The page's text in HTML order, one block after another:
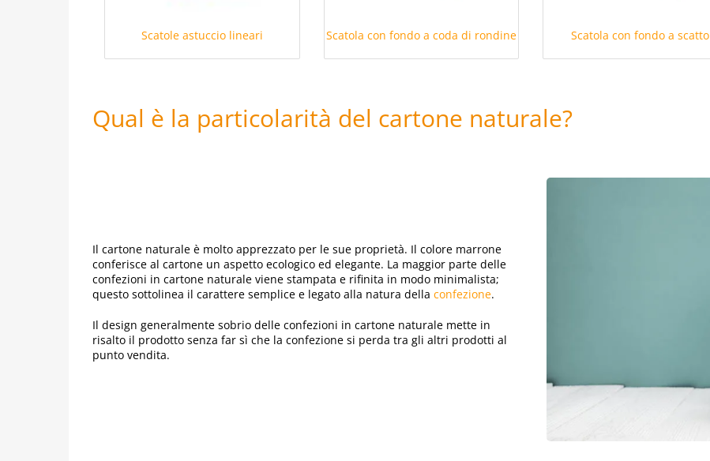
Scatole astuccio lineari Scatola con fondo a coda di rondine Scatola con fondo a scatto
Qual è la particolarità del cartone naturale?
Il cartone naturale è molto apprezzato per le sue proprietà. Il colore marrone
conferisce al cartone un aspetto ecologico ed elegante. La maggior parte delle
confezioni in cartone naturale viene stampata e rifinita in modo minimalista;
questo sottolinea il carattere semplice e legato alla natura della confezione.
Il design generalmente sobrio delle confezioni in cartone naturale mette in
risalto il prodotto senza far sì che la confezione si perda tra gli altri prodotti al
punto vendita.